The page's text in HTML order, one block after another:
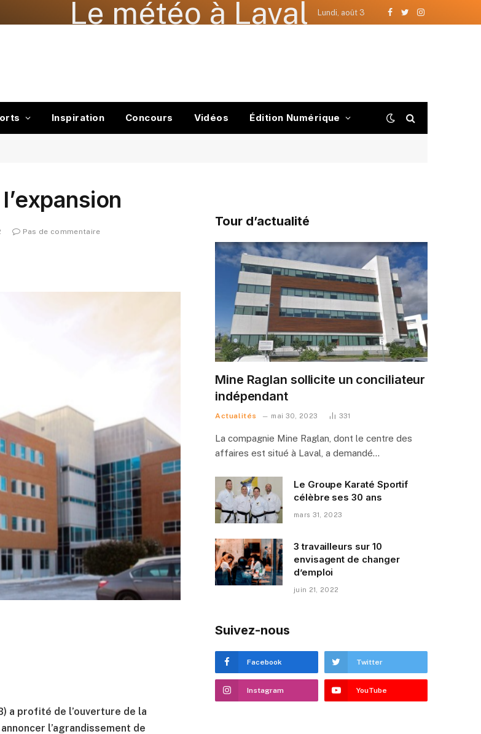
Le météo à Laval Lundi, août 3
Facebook
TwitterInstagram
Inspiration Concours Vidéos Édition Numérique
Pas de commentaire
a profité de l’ouverture de la
l’agrandissement de
Tour d’actualité
Mine Raglan sollicite un conciliateur
indépendant
Actualités mai 30, 2023 331
La compagnie Mine Raglan, dont le centre des
affaires est situé à Laval, a demandé…
Le Groupe Karaté Sportif
célèbre ses 30 ans
mars 31, 2023
3 travailleurs sur 10
envisagent de changer
d’emploi
juin 21, 2022
Suivez-nous
Facebook Twitter
Instagram YouTube